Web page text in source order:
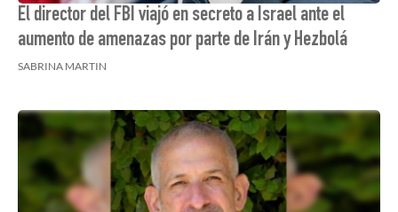
El director del FBI viajó en secreto a Israel ante el
aumento de amenazas por parte de Irán y Hezbolá
SABRINA MARTIN